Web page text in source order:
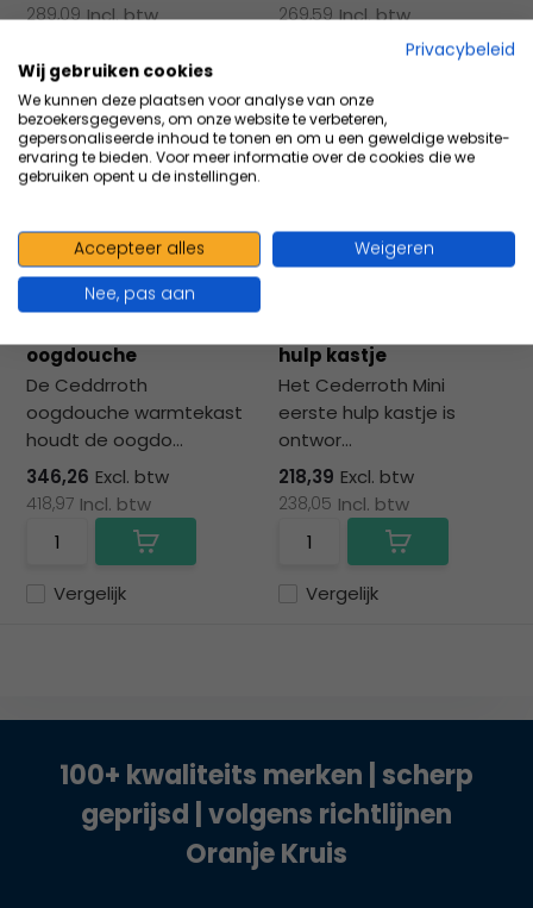
Vergelijk
289,09 Incl. btw
Vergelijk
269,59 Incl. btw
oogdouche
De Ceddrroth
oogdouche warmtekast
houdt de oogdo...
Vergelijk
346,26 Excl. btw
418,97 Incl. btw
hulp kastje
Het Cederroth Mini
eerste hulp kastje is
ontwor...
Vergelijk
218,39 Excl. btw
238,05 Incl. btw
100+ kwaliteits merken | scherp
geprijsd | volgens richtlijnen
Oranje Kruis
Privacybeleid
Wij gebruiken cookies
We kunnen deze plaatsen voor analyse van onze
bezoekersgegevens, om onze website te verbeteren,
gepersonaliseerde inhoud te tonen en om u een geweldige website-
ervaring te bieden. Voor meer informatie over de cookies die we
gebruiken opent u de instellingen.
Accepteer alles
Weigeren
Nee, pas aan